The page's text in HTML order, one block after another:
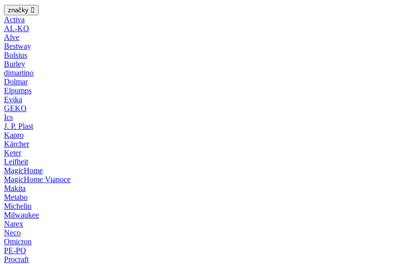
značky
Activa
AL-KO
Alve
Bestway
Bolsius
Burley
dimartino
Dolmar
Elpumps
Evika
GEKO
Ics
J. P. Plast
Kapro
Kärcher
Keter
Leifheit
MagicHome
MagicHome Vianoce
Makita
Metabo
Michelin
Milwaukee
Narex
Neco
Omicron
PE-PO
Procraft